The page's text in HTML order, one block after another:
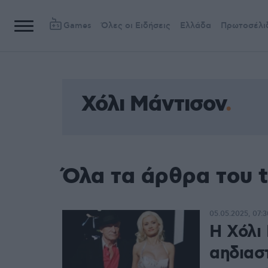
Games Όλες οι Ειδήσεις Ελλάδα
Χόλι Μάντισον
Όλα τα άρθρα του
H
05.05.2025,